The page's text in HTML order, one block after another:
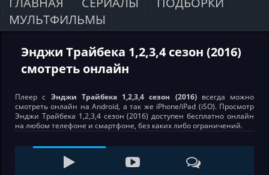
МУЛЬТФИЛЬМЫ
Энджи Трайбека 1,2,3,4 сезон (2016)
смотреть онлайн
Плеер с Энджи Трайбека 1,2,3,4 сезон (2016)всегда можно
смотреть онлайн на Android, а так же iPhone/iPad (iSO). Просмотр
Энджи Трайбека 1,2,3,4 сезон (2016) доступен бесплатно онлайн
на любом телефоне и смартфоне, без каких либо ограничений.